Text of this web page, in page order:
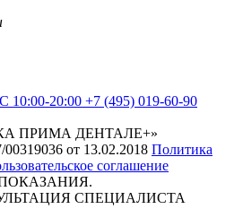
10:00-20:00 +7 (495) 019-60-90
ПРИМА ДЕНТАЛЕ+»
от 13.02.2018 Политика
соглашение
СПЕЦИАЛИСТА